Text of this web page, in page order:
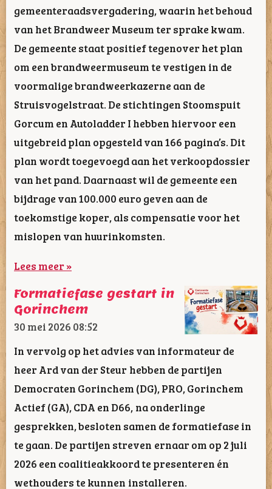
gemeenteraadsvergadering, waarin het behoud
van het Brandweer Museum ter sprake kwam.
De gemeente staat positief tegenover het plan
om een brandweermuseum te vestigen in de
voormalige brandweerkazerne aan de
Struisvogelstraat. De stichtingen Stoomspuit
Gorcum en Autoladder I hebben hiervoor een
uitgebreid plan opgesteld van 166 pagina’s. Dit
plan wordt toegevoegd aan het verkoopdossier
van het pand. Daarnaast wil de gemeente een
bijdrage van 100.000 euro geven aan de
toekomstige koper, als compensatie voor het
mislopen van huurinkomsten.
Lees meer »
Formatiefase gestart in
Gorinchem
30 mei 2026 08:52
In vervolg op het advies van informateur de
heer Ard van der Steur hebben de partijen
Democraten Gorinchem (DG), PRO, Gorinchem
Actief (GA), CDA en D66, na onderlinge
gesprekken, besloten samen de formatiefase in
te gaan. De partijen streven ernaar om op 2 juli
2026 een coalitieakkoord te presenteren én
wethouders te kunnen installeren.